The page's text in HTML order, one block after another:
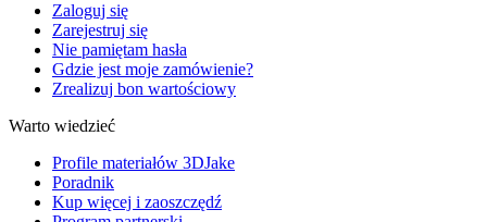
Zaloguj się
Zarejestruj się
Nie pamiętam hasła
Gdzie jest moje zamówienie?
Zrealizuj bon wartościowy
Warto wiedzieć
Profile materiałów 3DJake
Poradnik
Kup więcej i zaoszczędź